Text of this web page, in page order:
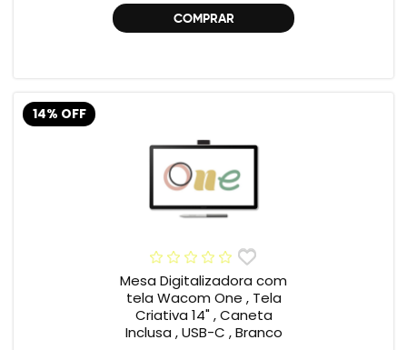
COMPRAR
14% OFF
Mesa Digitalizadora com
tela Wacom One , Tela
Criativa 14" , Caneta
Inclusa , USB-C , Branco